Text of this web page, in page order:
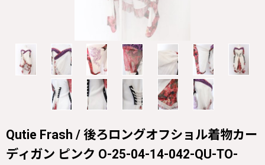
Qutie Frash / 後ろロングオフショル着物カー
ディガン ピンク O-25-04-14-042-QU-TO-